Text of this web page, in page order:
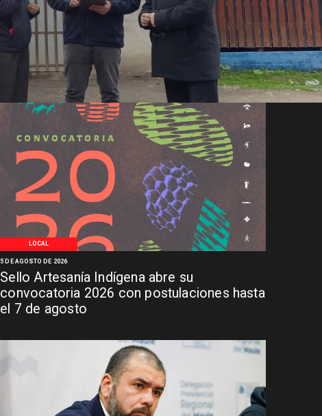
LOCAL
Sello Artesanía Indígena abre su
convocatoria 2026 con postulaciones hasta
el 7 de agosto
5 DE AGOSTO DE 2026